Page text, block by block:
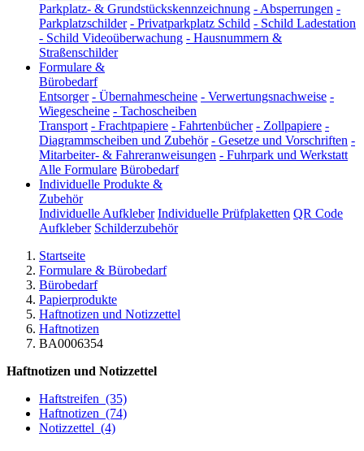
Parkplatz- & Grundstückskennzeichnung - Absperrungen -
Parkplatzschilder - Privatparkplatz Schild - Schild Ladestation
- Schild Videoüberwachung - Hausnummern &
Straßenschilder
Formulare &
Bürobedarf
Entsorger - Übernahmescheine - Verwertungsnachweise -
Wiegescheine - Tachoscheiben
Transport - Frachtpapiere - Fahrtenbücher - Zollpapiere -
Diagrammscheiben und Zubehör - Gesetze und Vorschriften -
Mitarbeiter- & Fahreranweisungen - Fuhrpark und Werkstatt
Alle Formulare Bürobedarf
Individuelle Produkte &
Zubehör
Individuelle Aufkleber Individuelle Prüfplaketten QR Code
Aufkleber Schilderzubehör
Startseite
Formulare & Bürobedarf
Bürobedarf
Papierprodukte
Haftnotizen und Notizzettel
Haftnotizen
BA0006354
Haftnotizen und Notizzettel
Haftstreifen (35)
Haftnotizen (74)
Notizzettel (4)